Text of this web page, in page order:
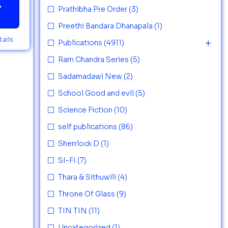
Prathibha Pre Order (3)
Preethi Bandara Dhanapala (1)
Publications (4911)
Ram Chandra Series (5)
Sadamadawi New (2)
School Good and evil (5)
Science Fiction (10)
self publications (86)
Sherrlock D (1)
SI-FI (7)
Thara & Sithuwili (4)
Throne Of Glass (9)
TIN TIN (11)